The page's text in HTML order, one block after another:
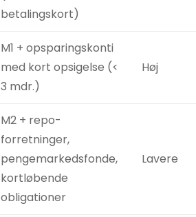
betalingskort)
M1 + opsparingskonti
med kort opsigelse (<
3 mdr.)
Høj
M2 + repo-
forretninger,
pengemarkedsfonde,
kortløbende
obligationer
Lavere